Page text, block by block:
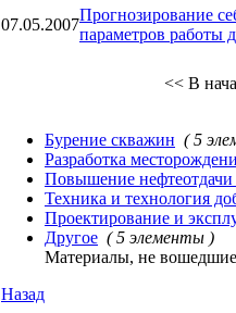
07.05.2007
Прогнозирование
параметров
<< В
Бурение скважин ( 5
Разработка
Повышение нефтеотдачи
Техника и технология
Проектирование и
Другое ( 5 элементы )
Материалы, не вошедшие
Назад